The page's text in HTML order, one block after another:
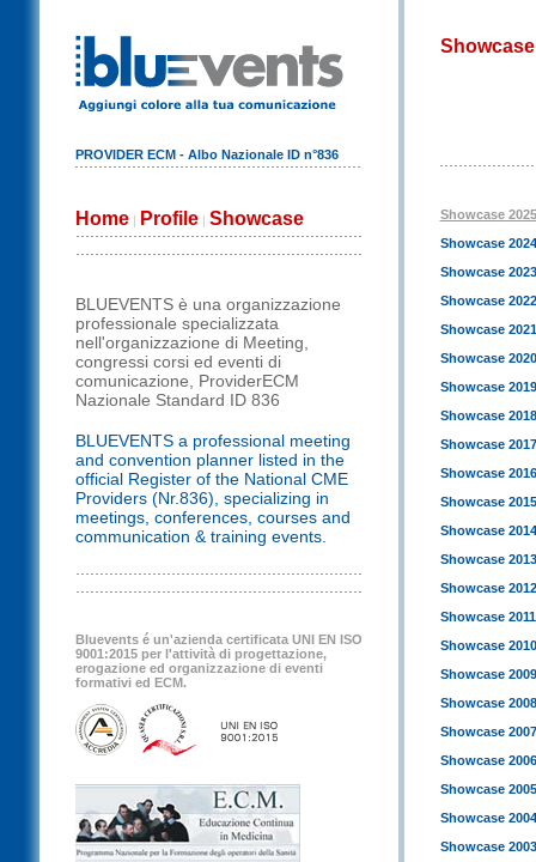
PROVIDER ECM - Albo Nazionale ID n°836
Home| Profile| Showcase
BLUEVENTS è una organizzazione
professionale specializzata
nell'organizzazione di Meeting,
congressi corsi ed eventi di
comunicazione, ProviderECM
Nazionale Standard ID 836
BLUEVENTS a professional meeting
and convention planner listed in the
official Register of the National CME
Providers (Nr.836), specializing in
meetings, conferences, courses and
communication & training events.
Bluevents é un'azienda certificata UNI EN ISO
9001:2015 per l'attività di progettazione,
erogazione ed organizzazione di eventi
formativi ed ECM.
Showcase
Showcase 2025
Showcase 2024
Showcase 2023
Showcase 2022
Showcase 2021
Showcase 2020
Showcase 2019
Showcase 2018
Showcase 2017
Showcase 2016
Showcase 2015
Showcase 2014
Showcase 2013
Showcase 2012
Showcase 2011
Showcase 2010
Showcase 2009
Showcase 2008
Showcase 2007
Showcase 2006
Showcase 2005
Showcase 2004
Showcase 2003